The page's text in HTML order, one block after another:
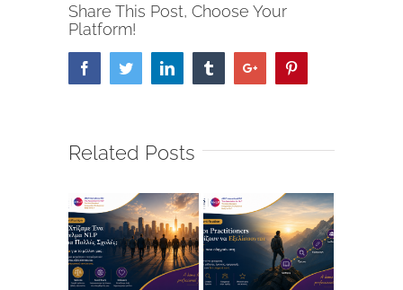
Share This Post, Choose Your
Platform!
FacebookTwitterLinkedin TumblrGoogle+
Related Posts